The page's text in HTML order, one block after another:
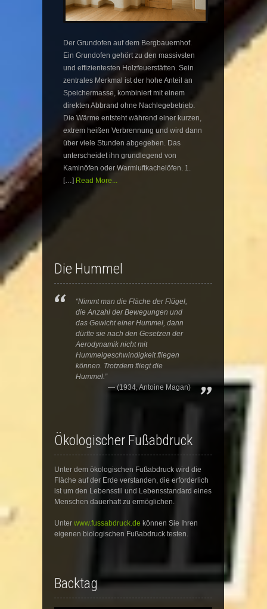
Der Grundofen auf dem Bergbauernhof.
Ein Grundofen gehört zu den massivsten
und effizientesten Holzfeuerstätten. Sein
zentrales Merkmal ist der hohe Anteil an
Speichermasse, kombiniert mit einem
direkten Abbrand ohne Nachlegebetrieb.
Die Wärme entsteht während einer kurzen,
extrem heißen Verbrennung und wird dann
über viele Stunden abgegeben. Das
unterscheidet ihn grundlegend von
Kaminöfen oder Warmluftkachelöfen. 1.
[…] Read More...
Die Hummel
“Nimmt man die Fläche der Flügel,
die Anzahl der Bewegungen und
das Gewicht einer Hummel, dann
dürfte sie nach den Gesetzen der
Aerodynamik nicht mit
Hummelgeschwindigkeit fliegen
können. Trotzdem fliegt die
Hummel.”
(1934, Antoine Magan)
Ökologischer Fußabdruck
Unter dem ökologischen Fußabdruck wird die
Fläche auf der Erde verstanden, die erforderlich
ist um den Lebensstil und Lebensstandard eines
Menschen dauerhaft zu ermöglichen.
Unter www.fussabdruck.de können Sie Ihren
eigenen biologischen Fußabdruck testen.
Backtag